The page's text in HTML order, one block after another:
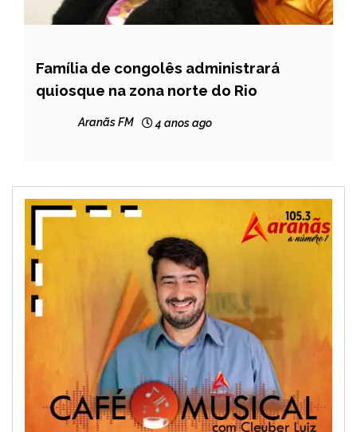
BRASIL
NOTÍCIAS
Família de congolês administrará
quiosque na zona norte do Rio
Aranãs FM 4 anos ago